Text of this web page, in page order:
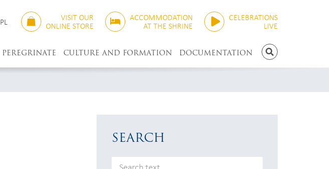
PL VISIT OUR
ONLINE STORE
ACCOMMODATION
AT THE SHRINE
CELEBRATIONS
LIVE
SEARCH
PEREGRINATE CULTURE AND FORMATION DOCUMENTATION
SEARCH